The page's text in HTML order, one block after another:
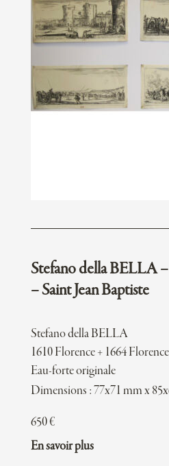
Stefano della BELLA
– Saint Jean Baptiste
Stefano della BELLA
1610 Florence + 1664 Florence
Eau-forte originale
Dimensions : 77x71 mm x
650€
En savoir plus